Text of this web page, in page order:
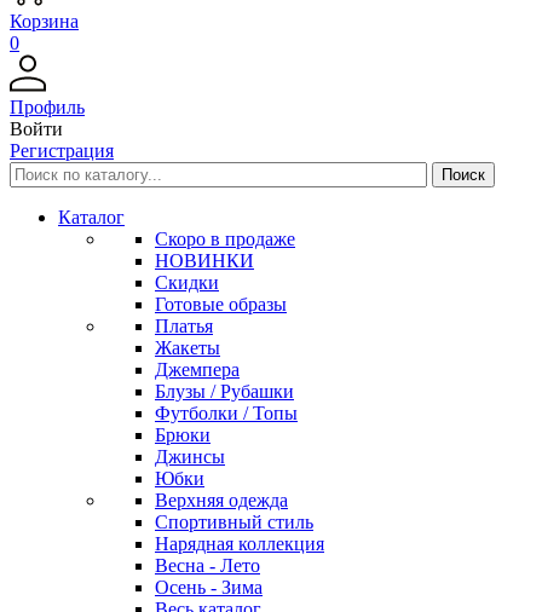
Корзина
0
Профиль
Войти
Регистрация
Каталог
Скоро в продаже
НОВИНКИ
Скидки
Готовые образы
Платья
Жакеты
Джемпера
Блузы / Рубашки
Футболки / Топы
Брюки
Джинсы
Юбки
Верхняя одежда
Спортивный стиль
Нарядная коллекция
Весна - Лето
Осень - Зима